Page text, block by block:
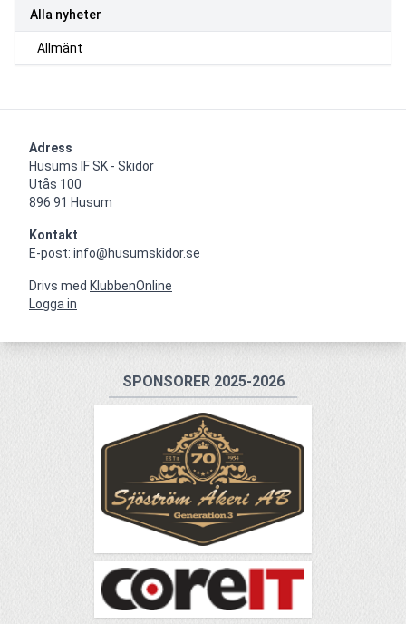
Alla nyheter
Allmänt
Adress
Husums IF SK - Skidor
Utås 100
896 91 Husum
Kontakt
E-post: info@husumskidor.se
Drivs med KlubbenOnline
Logga in
SPONSORER 2025-2026